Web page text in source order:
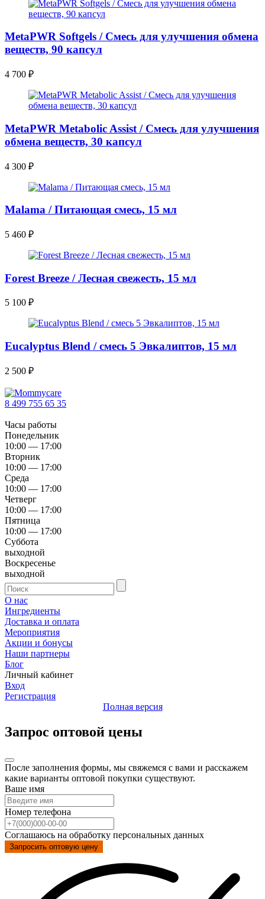
MetaPWR Softgels / Смесь для улучшения обмена
веществ, 90 капсул
4 700 ₽
MetaPWR Metabolic Assist / Смесь для улучшения
обмена веществ, 30 капсул
4 300 ₽
Malama / Питающая смесь, 15 мл
5 460 ₽
Forest Breeze / Лесная свежесть, 15 мл
5 100 ₽
Eucalyptus Blend / смесь 5 Эвкалиптов, 15 мл
2 500 ₽
8 499 755 65 35
Часы работы
Понедельник
10:00 — 17:00
Вторник
10:00 — 17:00
Среда
10:00 — 17:00
Четверг
10:00 — 17:00
Пятница
10:00 — 17:00
Суббота
выходной
Воскресенье
выходной
О нас
Ингредиенты
Доставка и оплата
Мероприятия
Акции и бонусы
Наши партнеры
Блог
Личный кабинет
Вход
Регистрация
Полная версия
Запрос оптовой цены
После заполнения формы, мы свяжемся с вами и расскажем
какие варианты оптовой покупки существуют.
Ваше имя
Номер телефона
Соглашаюсь на обработку персональных данных
Запросить оптовую цену